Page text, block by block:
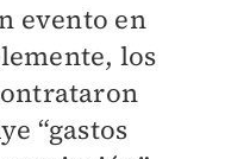
evento en
los
“gastos